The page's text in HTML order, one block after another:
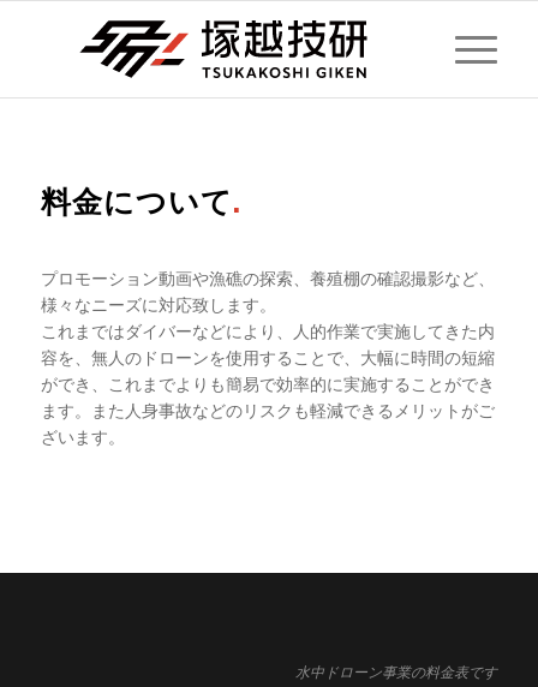
料金について.
プロモーション動画や漁礁の探索、養殖棚の確認撮影など、
様々なニーズに対応致します。
これまではダイバーなどにより、⼈的作業で実施してきた内
容を、無⼈のドローンを使⽤することで、⼤幅に時間の短縮
ができ、これまでよりも簡易で効率的に実施することができ
ます。また⼈⾝事故などのリスクも軽減できるメリットがご
ざいます。
水中ドローン事業の料金表です